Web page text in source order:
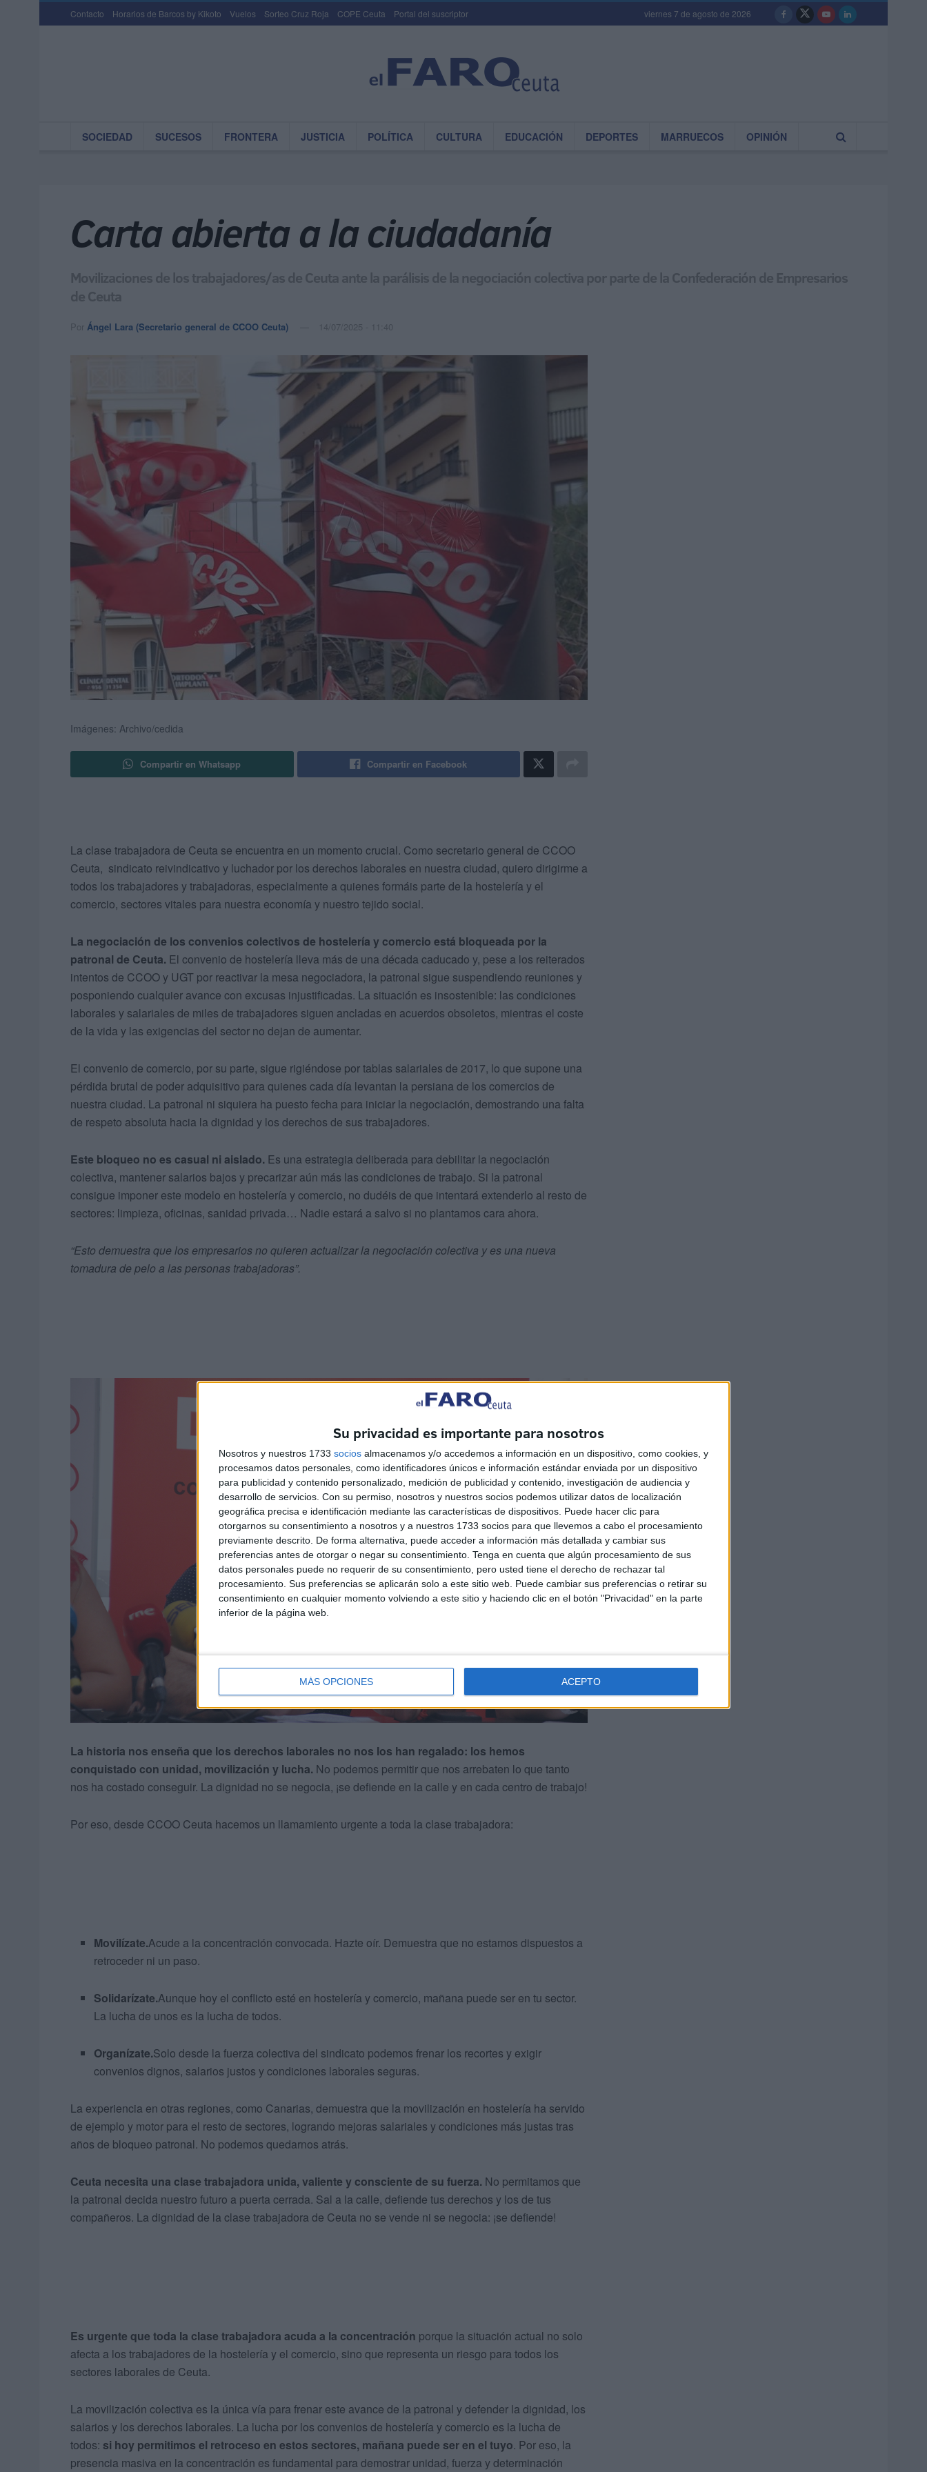
Su privacidad es importante para nosotros
Nosotros y nuestros 1733 socios almacenamos y/o accedemos a información en un dispositivo, como cookies, y
procesamos datos personales, como identificadores únicos e información estándar enviada por un dispositivo
para publicidad y contenido personalizado, medición de publicidad y contenido, investigación de audiencia y
desarrollo de servicios. Con su permiso, nosotros y nuestros socios podemos utilizar datos de localización
geográfica precisa e identificación mediante las características de dispositivos. Puede hacer clic para
otorgarnos su consentimiento a nosotros y a nuestros 1733 socios para que llevemos a cabo el procesamiento
previamente descrito. De forma alternativa, puede acceder a información más detallada y cambiar sus
preferencias antes de otorgar o negar su consentimiento. Tenga en cuenta que algún procesamiento de sus
datos personales puede no requerir de su consentimiento, pero usted tiene el derecho de rechazar tal
procesamiento. Sus preferencias se aplicarán solo a este sitio web. Puede cambiar sus preferencias o retirar su
consentimiento en cualquier momento volviendo a este sitio y haciendo clic en el botón "Privacidad" en la parte
inferior de la página web.
MÁS OPCIONES ACEPTO
Contacto Horarios de Barcos by Kikoto Vuelos Sorteo Cruz Roja COPE Ceuta Portal del suscriptor viernes 7 de agosto de 2026
SOCIEDAD SUCESOS FRONTERA JUSTICIA POLÍTICA CULTURA EDUCACIÓN DEPORTES MARRUECOS OPINIÓN
Carta abierta a la ciudadanía
Movilizaciones de los trabajadores/as de Ceuta ante la parálisis de la negociación colectiva por parte de la Confederación de Empresarios
de Ceuta
Por Ángel Lara (Secretario general de CCOO Ceuta) 14/07/2025 - 11:40
Imágenes: Archivo/cedida
Compartir en Whatsapp Compartir en Facebook
La clase trabajadora de Ceuta se encuentra en un momento crucial. Como secretario general de CCOO
Ceuta, sindicato reivindicativo y luchador por los derechos laborales en nuestra ciudad, quiero dirigirme a
todos los trabajadores y trabajadoras, especialmente a quienes formáis parte de la hostelería y el
comercio, sectores vitales para nuestra economía y nuestro tejido social.
La negociación de los convenios colectivos de hostelería y comercio está bloqueada por la
patronal de Ceuta. El convenio de hostelería lleva más de una década caducado y, pese a los reiterados
intentos de CCOO y UGT por reactivar la mesa negociadora, la patronal sigue suspendiendo reuniones y
posponiendo cualquier avance con excusas injustificadas. La situación es insostenible: las condiciones
laborales y salariales de miles de trabajadores siguen ancladas en acuerdos obsoletos, mientras el coste
de la vida y las exigencias del sector no dejan de aumentar.
El convenio de comercio, por su parte, sigue rigiéndose por tablas salariales de 2017, lo que supone una
pérdida brutal de poder adquisitivo para quienes cada día levantan la persiana de los comercios de
nuestra ciudad. La patronal ni siquiera ha puesto fecha para iniciar la negociación, demostrando una falta
de respeto absoluta hacia la dignidad y los derechos de sus trabajadores.
Este bloqueo no es casual ni aislado. Es una estrategia deliberada para debilitar la negociación
colectiva, mantener salarios bajos y precarizar aún más las condiciones de trabajo. Si la patronal
consigue imponer este modelo en hostelería y comercio, no dudéis de que intentará extenderlo al resto de
sectores: limpieza, oficinas, sanidad privada… Nadie estará a salvo si no plantamos cara ahora.
“Esto demuestra que los empresarios no quieren actualizar la negociación colectiva y es una nueva
tomadura de pelo a las personas trabajadoras”.
La historia nos enseña que los derechos laborales no nos los han regalado: los hemos
conquistado con unidad, movilización y lucha. No podemos permitir que nos arrebaten lo que tanto
nos ha costado conseguir. La dignidad no se negocia, ¡se defiende en la calle y en cada centro de trabajo!
Por eso, desde CCOO Ceuta hacemos un llamamiento urgente a toda la clase trabajadora:
Movilízate.Acude a la concentración convocada. Hazte oír. Demuestra que no estamos dispuestos a
retroceder ni un paso.
Solidarízate.Aunque hoy el conflicto esté en hostelería y comercio, mañana puede ser en tu sector.
La lucha de unos es la lucha de todos.
Organízate.Solo desde la fuerza colectiva del sindicato podemos frenar los recortes y exigir
convenios dignos, salarios justos y condiciones laborales seguras.
La experiencia en otras regiones, como Canarias, demuestra que la movilización en hostelería ha servido
de ejemplo y motor para el resto de sectores, logrando mejoras salariales y condiciones más justas tras
años de bloqueo patronal. No podemos quedarnos atrás.
Ceuta necesita una clase trabajadora unida, valiente y consciente de su fuerza. No permitamos que
la patronal decida nuestro futuro a puerta cerrada. Sal a la calle, defiende tus derechos y los de tus
compañeros. La dignidad de la clase trabajadora de Ceuta no se vende ni se negocia: ¡se defiende!
Es urgente que toda la clase trabajadora acuda a la concentración porque la situación actual no solo
afecta a los trabajadores de la hostelería y el comercio, sino que representa un riesgo para todos los
sectores laborales de Ceuta.
La movilización colectiva es la única vía para frenar este avance de la patronal y defender la dignidad, los
salarios y los derechos laborales. La lucha por los convenios de hostelería y comercio es la lucha de
todos: si hoy permitimos el retroceso en estos sectores, mañana puede ser en el tuyo. Por eso, la
presencia masiva en la concentración es fundamental para demostrar unidad, fuerza y determinación